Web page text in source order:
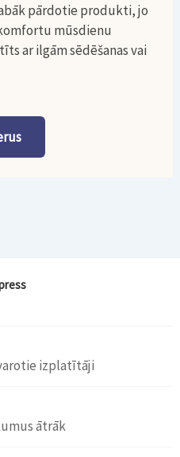
pārdotie produkti, jo
mūsdienu
ar ilgām sēdēšanas vai
izplatītāji
ātrāk